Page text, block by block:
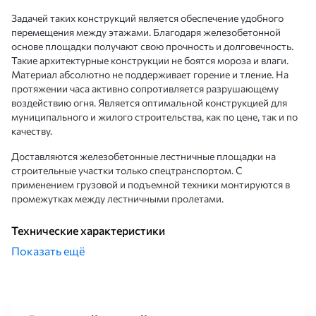
Задачей таких конструкций является обеспечение удобного
перемещения между этажами. Благодаря железобетонной
основе площадки получают свою прочность и долговечность.
Такие архитектурные конструкции не боятся мороза и влаги.
Материал абсолютно не поддерживает горение и тление. На
протяжении часа активно сопротивляется разрушающему
воздействию огня. Является оптимальной конструкцией для
муниципального и жилого строительства, как по цене, так и по
качеству.
Доставляются железобетонные лестничные площадки на
строительные участки только спецтранспортом. С
применением грузовой и подъемной техники монтируются в
промежутках между лестничными пролетами.
Технические характеристики
Для производства таких конструкций используется тяжелый
Показать ещё